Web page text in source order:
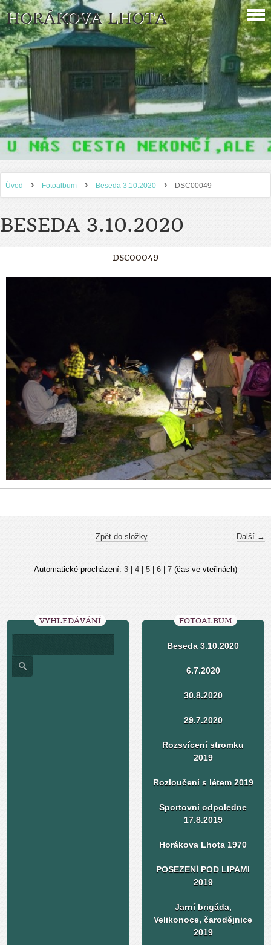
HORÁKOVA LHOTA
Úvod › Fotoalbum › Beseda 3.10.2020 › DSC00049
BESEDA 3.10.2020
DSC00049
Další →
Zpět do složky
Automatické procházení: 3 4 5 6 7 (čas ve vteřinách)
VYHLEDÁVÁNÍ FOTOALBUM
Beseda 3.10.2020
6.7.2020
30.8.2020
29.7.2020
Rozsvícení stromku
2019
Rozloučení s létem 2019
Sportovní odpoledne
17.8.2019
Horákova Lhota 1970
POSEZENÍ POD LIPAMI
2019
Jarní brigáda,
Velikonoce, čarodějnice
2019